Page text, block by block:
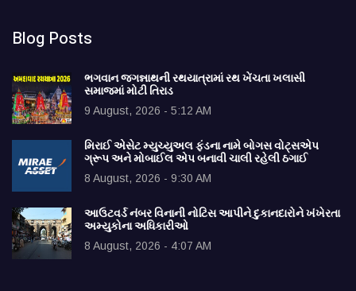
Blog Posts
ભગવાન જગન્નાથની રથયાત્રામાં રથ ખેંચતા ખલાસી
સમાજમાં મોટી તિરાડ
9 August, 2026 - 5:12 AM
મિરાઈ એસેટ મ્યુચ્યુઅલ ફંડના નામે બોગસ વોટ્સએપ
ગ્રૂપ અને મોબાઈલ એપ બનાવી ચાલી રહેલી ઠગાઈ
8 August, 2026 - 9:30 AM
આઉટવર્ડ નંબર વિનાની નોટિસ આપીને દુકાનદારોને ખંખેરતા
અમ્યુકોના અધિકારીઓ
8 August, 2026 - 4:07 AM